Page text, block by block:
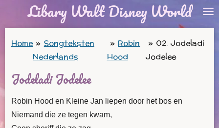
Libary Walt Disney World
Home » Songteksten
Nederlands
» Robin
Hood
» 02. Jodeladi
Jodelee
Jodeladi Jodelee
Robin Hood en Kleine Jan liepen door het bos en
Niemand die ze tegen kwam,